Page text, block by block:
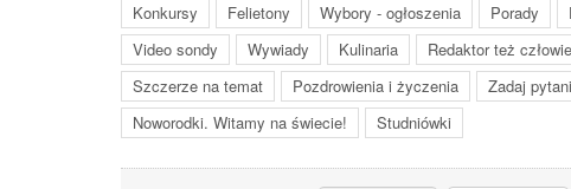
Konkursy Felietony Wybory - ogłoszenia Porady
Video sondy
Wywiady Kulinaria Redaktor też
Szczerze na temat
Pozdrowienia i życzenia Zadaj
Noworodki. Witamy na świecie!
Studniówki